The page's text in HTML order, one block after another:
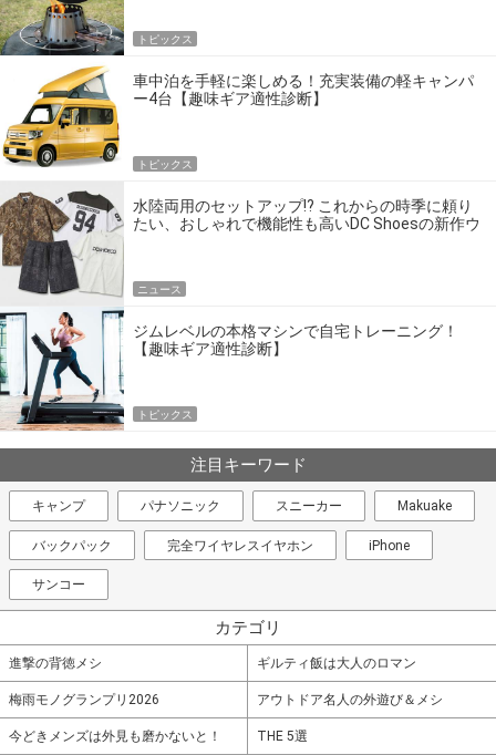
トピックス
車中泊を手軽に楽しめる！充実装備の軽キャンパ
ー4台【趣味ギア適性診断】
トピックス
水陸両用のセットアップ!? これからの時季に頼り
たい、おしゃれで機能性も高いDC Shoesの新作ウ
ニュース
ジムレベルの本格マシンで自宅トレーニング！
【趣味ギア適性診断】
トピックス
注目キーワード
キャンプ パナソニック スニーカー Makuake
バックパック 完全ワイヤレスイヤホン iPhone
サンコー
カテゴリ
進撃の背徳メシ ギルティ飯は大人のロマン
梅雨モノグランプリ2026 アウトドア名人の外遊び＆メシ
今どきメンズは外見も磨かないと！ THE 5選